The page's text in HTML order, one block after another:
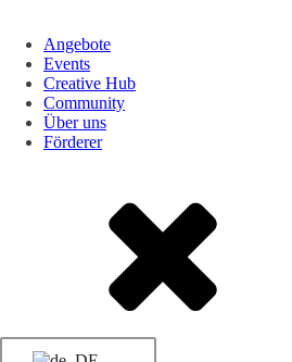
Angebote
Events
Creative Hub
Community
Über uns
Förderer